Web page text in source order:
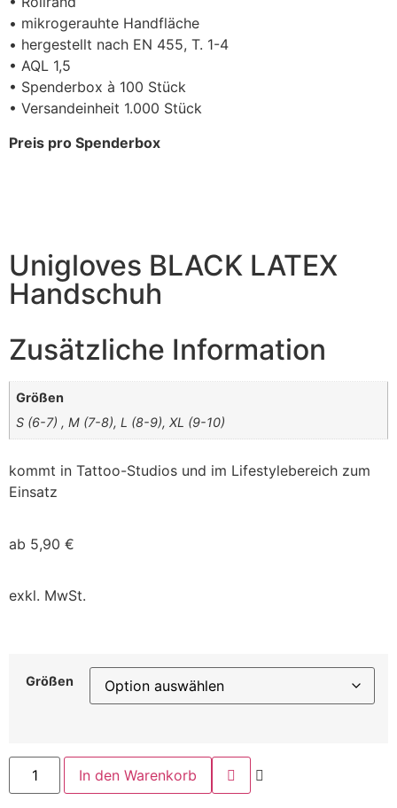
• mikrogerauhte Handfläche
• hergestellt nach EN 455, T. 1-4
• AQL 1,5
• Spenderbox à 100 Stück
• Versandeinheit 1.000 Stück
Preis pro Spenderbox
Unigloves BLACK LATEX
Handschuh
Zusätzliche Information
Größen
S (6-7) , M (7-8), L (8-9), XL (9-10)
kommt in Tattoo-Studios und im Lifestylebereich zum
Einsatz
ab 5,90 €
exkl. MwSt.
Größen
In den Warenkorb